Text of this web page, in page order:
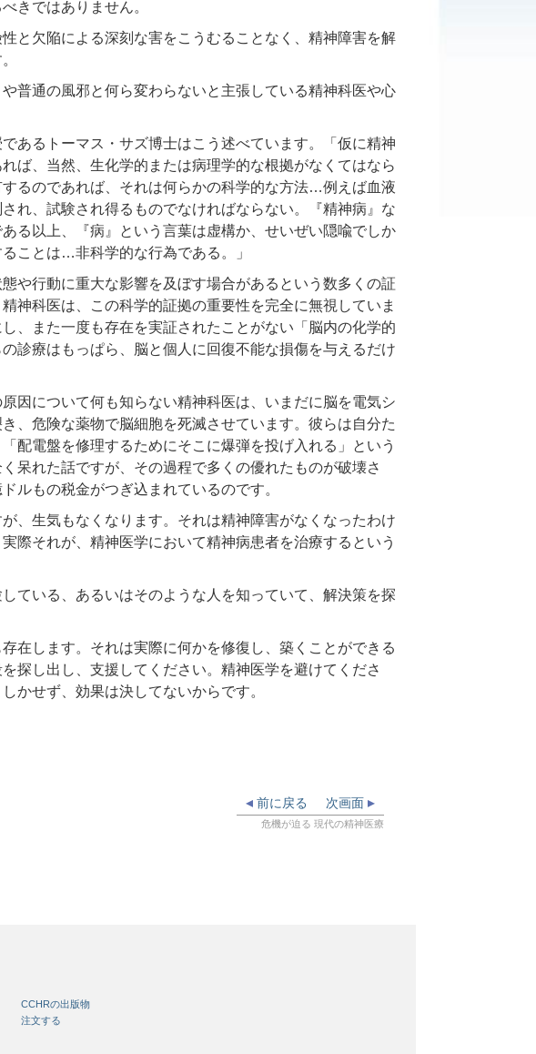
きではありません。
と欠陥による深刻な害をこうむることなく、精神障害を解
普通の風邪と何ら変わらないと主張している精神科医や心
あるトーマス・サズ博士はこう述べています。「仮に精神
ば、当然、生化学的または病理学的な根拠がなくてはなら
るのであれば、それは何らかの科学的な方法…例えば血液
れ、試験され得るものでなければならない。『精神病』な
る以上、『病』という言葉は虚構か、せいぜい隠喩でしか
ことは…非科学的な行為である。」
や行動に重大な影響を及ぼす場合があるという数多くの証
神科医は、この科学的証拠の重要性を完全に無視していま
、また一度も存在を実証されたことがない「脳内の化学的
診療はもっぱら、脳と個人に回復不能な損傷を与えるだけ
因について何も知らない精神科医は、いまだに脳を電気シ
、危険な薬物で脳細胞を死滅させています。彼らは自分た
配電盤を修理するためにそこに爆弾を投げ入れる」という
呆れた話ですが、その過程で多くの優れたものが破壊さ
ルもの税金がつぎ込まれているのです。
、生気もなくなります。それは精神障害がなくなったわけ
際それが、精神医学において精神病患者を治療するという
ている、あるいはそのような人を知っていて、解決策を探
在します。それは実際に何かを修復し、築くことができる
探し出し、支援してください。精神医学を避けてくださ
かせず、効果は決してないからです。
次画面
前に戻る
危機が迫る 現代の精神医療
CCHRの出版物
注文する